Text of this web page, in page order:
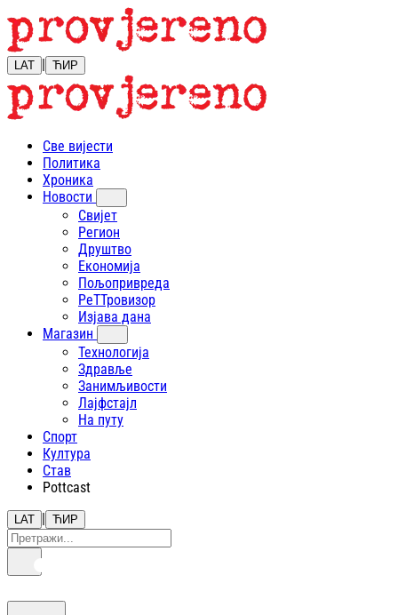
LAT | ЋИР
Све вијести
Политика
Хроника
Новости
Свијет
Регион
Друштво
Економија
Пољопривреда
РеТТровизор
Изјава дана
Магазин
Технологија
Здравље
Занимљивости
Лајфстajл
На путу
Спорт
Култура
Став
Pottcast
LAT | ЋИР